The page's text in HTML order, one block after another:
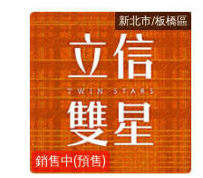
新北市/板橋區
銷售中(預售)